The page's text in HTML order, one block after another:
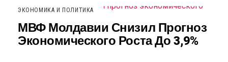
ЭКОНОМИКА И ПОЛИТИКА
МВФ Молдавии Снизил Прогноз
Экономического Роста До 3,9%